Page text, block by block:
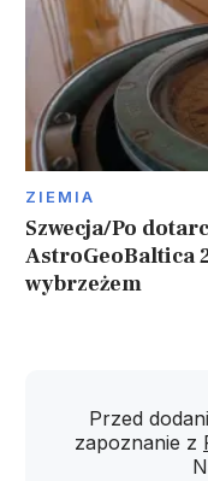
ZIEMIA
Szwecja/Po
AstroGeoBaltica
wybrzeżem
Przed
zapoznanie z